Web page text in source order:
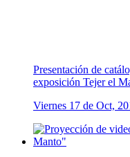
Presentación de
exposición Tejer el
Viernes 17 de Oct,